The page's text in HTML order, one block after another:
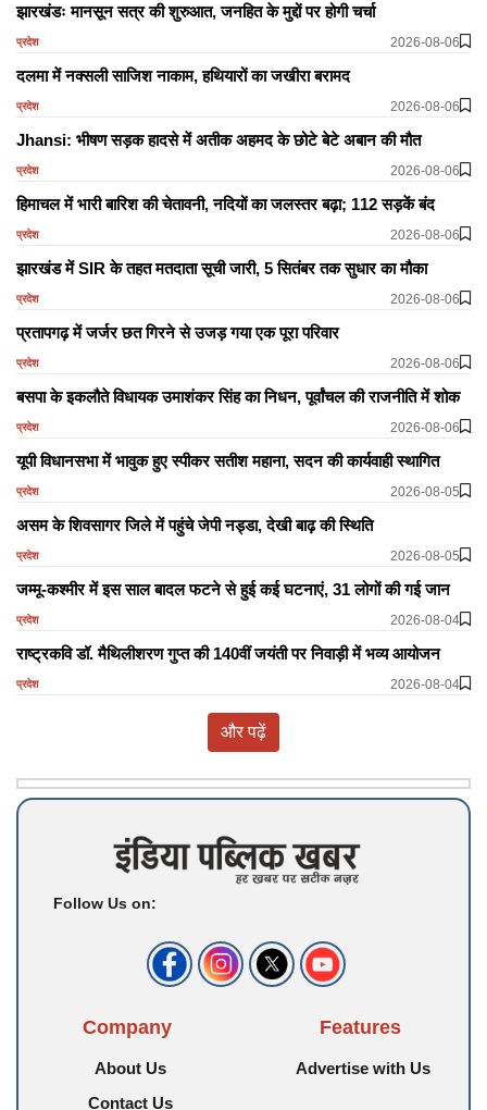
झारखंडः मानसून सत्र की शुरुआत, जनहित के मुद्दों पर होगी चर्चा
प्रदेश 2026-08-06
दलमा में नक्सली साजिश नाकाम, हथियारों का जखीरा बरामद
प्रदेश 2026-08-06
Jhansi: भीषण सड़क हादसे में अतीक अहमद के छोटे बेटे अबान की मौत
प्रदेश 2026-08-06
हिमाचल में भारी बारिश की चेतावनी, नदियों का जलस्तर बढ़ा; 112 सड़कें बंद
प्रदेश 2026-08-06
झारखंड में SIR के तहत मतदाता सूची जारी, 5 सितंबर तक सुधार का मौका
प्रदेश 2026-08-06
प्रतापगढ़ में जर्जर छत गिरने से उजड़ गया एक पूरा परिवार
प्रदेश 2026-08-06
बसपा के इकलौते विधायक उमाशंकर सिंह का निधन, पूर्वांचल की राजनीति में शोक
प्रदेश 2026-08-06
यूपी विधानसभा में भावुक हुए स्पीकर सतीश महाना, सदन की कार्यवाही स्थागित
प्रदेश 2026-08-05
असम के शिवसागर जिले में पहुंचे जेपी नड्डा, देखी बाढ़ की स्थिति
प्रदेश 2026-08-05
जम्मू-कश्मीर में इस साल बादल फटने से हुई कई घटनाएं, 31 लोगों की गई जान
प्रदेश 2026-08-04
राष्ट्रकवि डॉ. मैथिलीशरण गुप्त की 140वीं जयंती पर निवाड़ी में भव्य आयोजन
प्रदेश 2026-08-04
और पढ़ें
Follow Us on:
Company
About Us
Contact Us
Features
Advertise with Us